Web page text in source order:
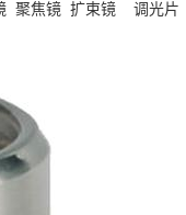
焦镜 扩束镜 调光片